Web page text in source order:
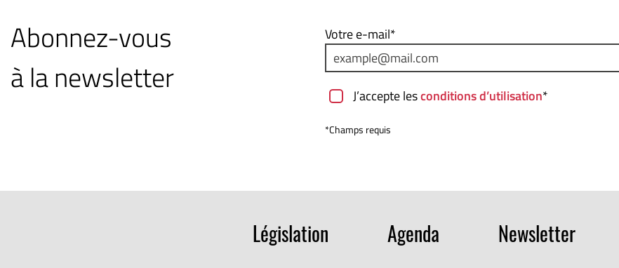
Abonnez-vous
à la newsletter
Votre e-mail*
J’accepte lesconditions d’utilisation*
*Champs requis
Législation Agenda Newsletter